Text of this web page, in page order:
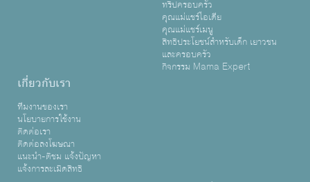
ทริปครอบครัว
คุณแม่แชร์ไอเดีย
คุณแม่แชร์เมนู
สิทธิประโยชน์สำหรับเด็ก เยาวชน
และครอบครัว
กิจกรรม Mama Expert
เกี่ยวกับเรา
ทีมงานของเรา
นโยบายการใช้งาน
ติดต่อเรา
ติดต่อลงโฆษณา
แนะนำ-ติชม แจ้งปัญหา
แจ้งการละเมิดสิทธิ